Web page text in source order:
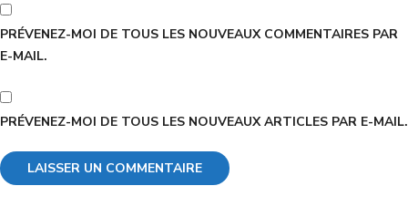
PRÉVENEZ-MOI DE TOUS LES NOUVEAUX COMMENTAIRES PAR
E-MAIL.
PRÉVENEZ-MOI DE TOUS LES NOUVEAUX ARTICLES PAR E-MAIL.